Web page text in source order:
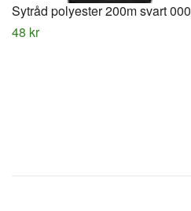
Sytråd polyester 200m svart 000
48 kr